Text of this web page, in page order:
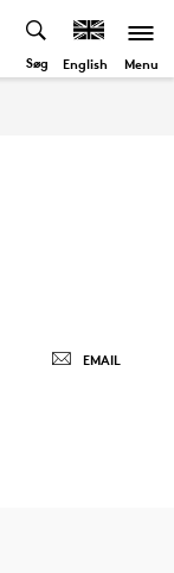
Søg English Menu
EMAIL